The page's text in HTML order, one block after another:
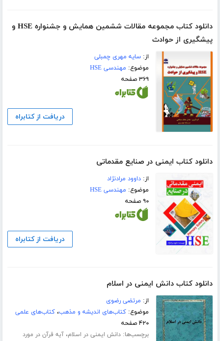
دانلود کتاب مجموعه مقالات ششمین همایش و جشنواره HSE و
پیشگیری از حوادث
از:سایه مهری چمبلی
موضوع: مهندسی HSE
۳۶۹ صفحه
دریافت از کتابراه
دانلود کتاب ایمنی در صنایع مقدماتی
از:داوود مرادنژاد
موضوع: مهندسی HSE
۹۰ صفحه
دریافت از کتابراه
دانلود کتاب دانش ایمنی در اسلام
از: مرتضی رضوی
موضوع:کتاب‌های اندیشه و مذهب،کتاب‌های علمی
۴۲۰ صفحه
برچسب‌ها:دانش ایمنی در اسلام،آیه قرآن در مورد